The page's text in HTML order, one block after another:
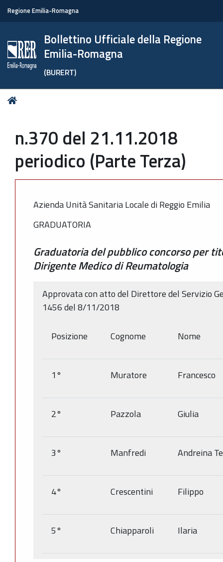
Regione Emilia-Romagna
Bollettino Ufficiale della Regione
Emilia-Romagna
(BURERT)
Tu
n.370 del 21.11.2018
periodico (Parte Terza)
Azienda Unità Sanitaria Locale di Reggio Emilia
GRADUATORIA
Graduatoria del pubblico concorso per
Dirigente Medico di Reumatologia
Approvata con atto del Direttore del Servizio
1456 del 8/11/2018
Posizione Cognome Nome
1° Muratore Francesco
2° Pazzola Giulia
3° Manfredi Andreina
4° Crescentini Filippo
5° Chiapparoli Ilaria